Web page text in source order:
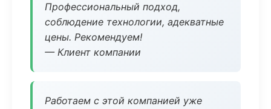
Профессиональный подход,
соблюдение технологии, адекватные
цены. Рекомендуем!
— Клиент компании
Работаем с этой компанией уже